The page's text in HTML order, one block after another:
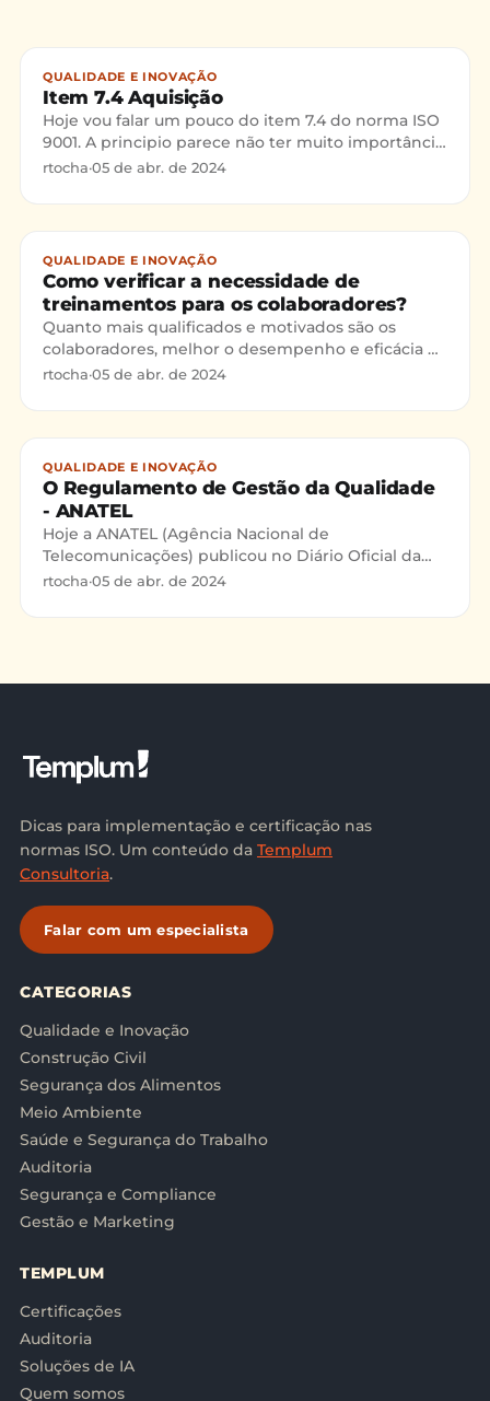
QUALIDADE E INOVAÇÃO
Item 7.4 Aquisição
Hoje vou falar um pouco do item 7.4 do norma ISO
9001. A principio parece não ter muito importância,
mas se levado a sério pode trazer muitos
rtocha·05 de abr. de 2024
QUALIDADE E INOVAÇÃO
Como verificar a necessidade de
treinamentos para os colaboradores?
Quanto mais qualificados e motivados são os
colaboradores, melhor o desempenho e eficácia da
organização!!
rtocha·05 de abr. de 2024
QUALIDADE E INOVAÇÃO
O Regulamento de Gestão da Qualidade
- ANATEL
Hoje a ANATEL (Agência Nacional de
Telecomunicações) publicou no Diário Oficial da
União a Resolução nº 574, de 28 de outubro de 2011
rtocha·05 de abr. de 2024
Dicas para implementação e certificação nas
normas ISO. Um conteúdo da Templum
Consultoria.
Falar com um especialista
CATEGORIAS
Qualidade e Inovação
Construção Civil
Segurança dos Alimentos
Meio Ambiente
Saúde e Segurança do Trabalho
Auditoria
Segurança e Compliance
Gestão e Marketing
TEMPLUM
Certificações
Auditoria
Soluções de IA
Quem somos